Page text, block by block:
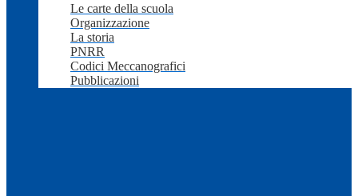
Le carte della scuola
Organizzazione
La storia
PNRR
Codici Meccanografici
Pubblicazioni